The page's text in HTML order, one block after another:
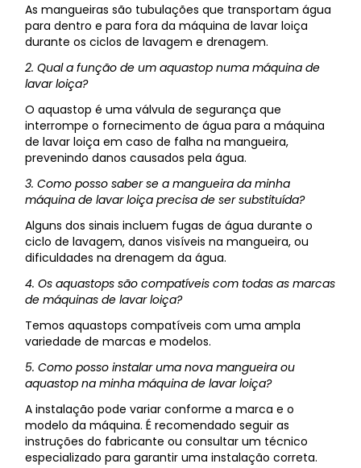
As mangueiras são tubulações que transportam água
para dentro e para fora da máquina de lavar loiça
durante os ciclos de lavagem e drenagem.
2. Qual a função de um aquastop numa máquina de
lavar loiça?
O aquastop é uma válvula de segurança que
interrompe o fornecimento de água para a máquina
de lavar loiça em caso de falha na mangueira,
prevenindo danos causados pela água.
3. Como posso saber se a mangueira da minha
máquina de lavar loiça precisa de ser substituída?
Alguns dos sinais incluem fugas de água durante o
ciclo de lavagem, danos visíveis na mangueira, ou
dificuldades na drenagem da água.
4. Os aquastops são compatíveis com todas as marcas
de máquinas de lavar loiça?
Temos aquastops compatíveis com uma ampla
variedade de marcas e modelos.
5. Como posso instalar uma nova mangueira ou
aquastop na minha máquina de lavar loiça?
A instalação pode variar conforme a marca e o
modelo da máquina. É recomendado seguir as
instruções do fabricante ou consultar um técnico
especializado para garantir uma instalação correta.